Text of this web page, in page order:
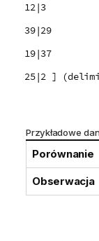
12|3
39|29
19|37
25|2 ]
Przykładowe
Porównanie
Obserwacja